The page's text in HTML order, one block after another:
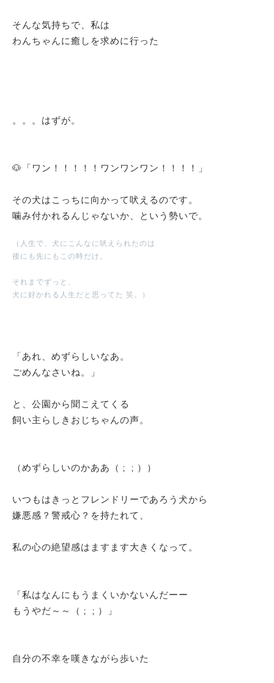
そんな気持ちで、私は
わんちゃんに癒しを求めに行った
。。。はずが。
🐶「ワン！！！！！ワンワンワン！！！！」
その犬はこっちに向かって吠えるのです。
噛み付かれるんじゃないか、という勢いで。
（人生で、犬にこんなに吠えられたのは
後にも先にもこの時だけ。
それまでずっと、
犬に好かれる人生だと思ってた 笑。）
「あれ、めずらしいなあ。
ごめんなさいね。」
と、公園から聞こえてくる
飼い主らしきおじちゃんの声。
（めずらしいのかああ（ ; ; ））
いつもはきっとフレンドリーであろう犬から
嫌悪感？警戒心？を持たれて、
私の心の絶望感はますます大きくなって。
「私はなんにもうまくいかないんだーー
もうやだ～～（ ; ; ）」
自分の不幸を嘆きながら歩いた